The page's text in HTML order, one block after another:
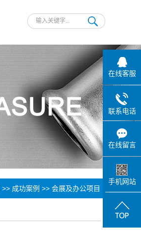
>> 成功案例 >> 会展及办公项目
在线客服
联系电话
在线留言
手机网站